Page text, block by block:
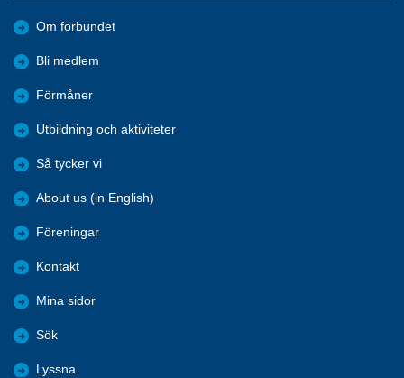
Om förbundet
Bli medlem
Förmåner
Utbildning och aktiviteter
Så tycker vi
About us (in English)
Föreningar
Kontakt
Mina sidor
Sök
Lyssna